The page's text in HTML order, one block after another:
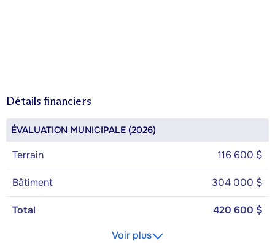
Détails financiers
ÉVALUATION MUNICIPALE (2026)
Terrain 116 600 $
Bâtiment 304 000 $
Total
420 600 $
Voir plus